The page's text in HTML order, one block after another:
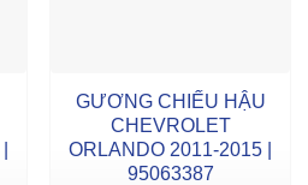
GƯƠNG CHIẾU HẬU
CHEVROLET
ORLANDO 2011-2015 |
95063387